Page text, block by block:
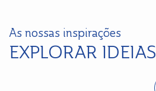
As nossas inspirações
EXPLORAR IDEIAS